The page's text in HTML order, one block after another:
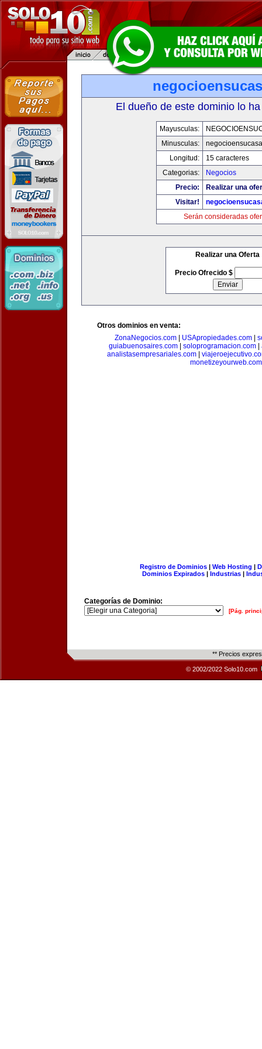
El dueño de este dominio lo
Mayusculas:
Minusculas:
Longitud:
15 caracteres
Categorias:
Negocios
Precio:
Realizar una
Visitar!
Serán consideradas
Realizar una Oferta
Precio Ofrecido $
Otros dominios en venta:
ZonaNegocios.com
USApropiedades.com
guiabuenosaires.com| soloprogramacion.com|
analistasempresariales.com
monetizeyourweb.com
Registro de Dominios| Web Hosting |
Dominios Expirados | Industrias |
Categorías de Dominio:
[Pág.
** Precios
© 2002/2022 Solo10.com